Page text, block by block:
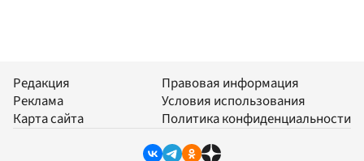
Редакция
Реклама
Карта сайта
Правовая информация
Условия использования
Политика конфиденциальности